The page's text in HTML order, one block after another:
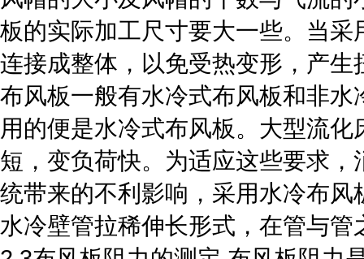
板的实际加工尺寸要大一些。当
连接成整体，以免受热变形，产
布风板一般有水冷式布风板和非
用的便是水冷式布风板。大型流
短，变负荷快。为适应这些要求
统带来的不利影响，采用水冷布
水冷壁管拉稀伸长形式，在管与